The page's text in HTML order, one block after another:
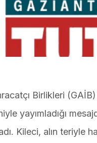
Birlikleri
yayımladığı
Kileci, alın teriyle